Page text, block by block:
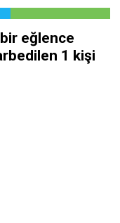
eğlence
1 kişi